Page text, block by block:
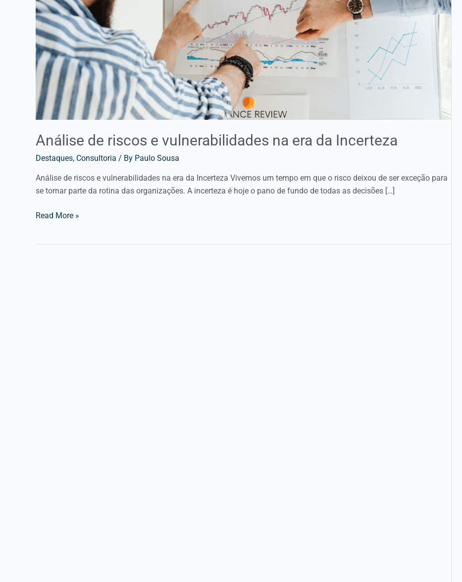
Análise de riscos e vulnerabilidades na era da Incerteza
Destaques, Consultoria / By Paulo Sousa
Análise de riscos e vulnerabilidades na era da Incerteza Vivemos um tempo em que o risco deixou de ser exceção para
se tornar parte da rotina das organizações. A incerteza é hoje o pano de fundo de todas as decisões […]
Read More »